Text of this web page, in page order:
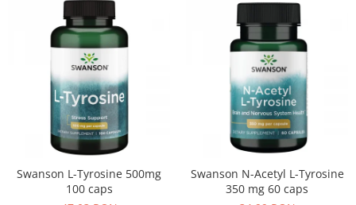
Swanson L-Tyrosine 500mg
100 caps
Swanson N-Acetyl L-Tyrosine
350 mg 60 caps